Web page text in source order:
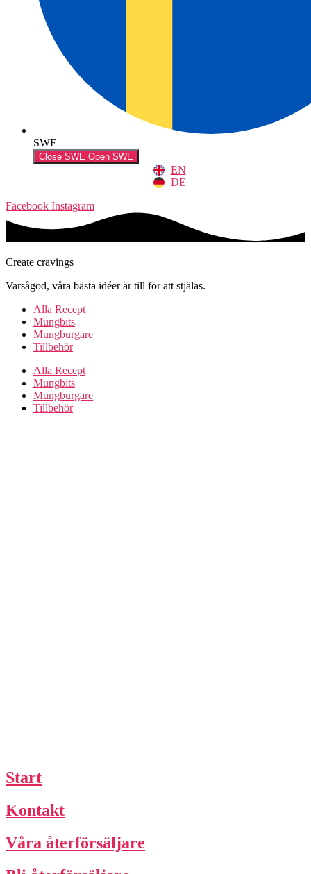
SWE
Close SWE Open SWE
EN
DE
Facebook Instagram
Create cravings
Varsågod, våra bästa idéer är till för att stjälas.
Alla Recept
Mungbits
Mungburgare
Tillbehör
Alla Recept
Mungbits
Mungburgare
Tillbehör
Start
Kontakt
Våra återförsäljare